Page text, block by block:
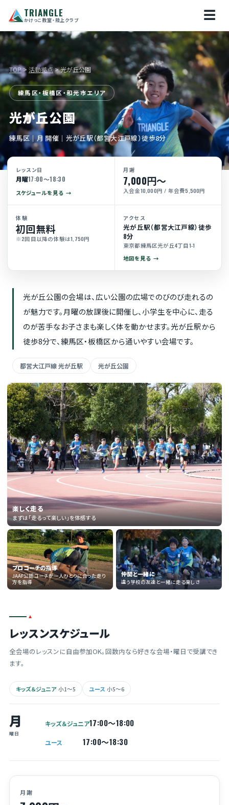
TRIANGLE
かけっこ教室・陸上クラブ ☰
TOP> 活動拠点> 光が丘公園
練馬区・板橋区・和光市エリア
光が丘公園
練馬区｜月 開催｜光が丘駅（都営大江戸線）徒歩8分
レッスン日
月曜17:00〜18:30
スケジュールを見る
月謝
7,000円〜
入会金10,000円 / 年会費5,500円
体験
初回無料
※2回目以降の体験は1,750円
アクセス
光が丘駅（都営大江戸線）徒歩
8分
東京都練馬区光が丘4丁目1-1
地図を見る
光が丘公園の会場は、広い公園の広場でのびのび走れるの
が魅力です。月曜の放課後に開催し、小学生を中心に、走る
のが苦手なお子さまも楽しく体を動かせます。光が丘駅から
徒歩8分で、練馬区・板橋区から通いやすい会場です。
都営大江戸線 光が丘駅 光が丘公園
楽しく走る
まずは「走るって楽しい」を体感する
プロコーチの指導
JAAF公認コーチが一人ひとりに合った走り
方を指導
仲間と一緒に
違う学校の友達と一緒に走る楽しさ
レッスンスケジュール
全会場のレッスンに自由参加OK。回数内なら好きな会場・曜日で受講でき
ます。
キッズ＆ジュニア 小1〜5 ユース 小5〜6
月
曜日
キッズ＆ジュニア17:00〜18:00
ユース 17:00〜18:30
月謝